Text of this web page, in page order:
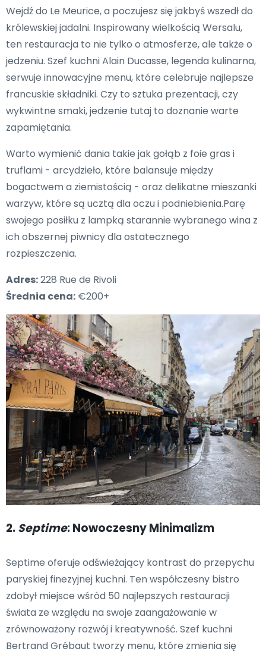
Wejdź do Le Meurice, a poczujesz się jakbyś wszedł do
królewskiej jadalni. Inspirowany wielkością Wersalu,
ten restauracja to nie tylko o atmosferze, ale także o
jedzeniu. Szef kuchni Alain Ducasse, legenda kulinarna,
serwuje innowacyjne menu, które celebruje najlepsze
francuskie składniki. Czy to sztuka prezentacji, czy
wykwintne smaki, jedzenie tutaj to doznanie warte
zapamiętania.
Warto wymienić dania takie jak gołąb z foie gras i
truflami - arcydzieło, które balansuje między
bogactwem a ziemistością - oraz delikatne mieszanki
warzyw, które są ucztą dla oczu i podniebienia.Parę
swojego posiłku z lampką starannie wybranego wina z
ich obszernej piwnicy dla ostatecznego
rozpieszczenia.
Adres:228 Rue de Rivoli
Średnia cena: €200+
2.Septime: Nowoczesny Minimalizm
Septime oferuje odświeżający kontrast do przepychu
paryskiej finezyjnej kuchni. Ten współczesny bistro
zdobył miejsce wśród 50 najlepszych restauracji
świata ze względu na swoje zaangażowanie w
zrównoważony rozwój i kreatywność. Szef kuchni
Bertrand Grébaut tworzy menu, które zmienia się